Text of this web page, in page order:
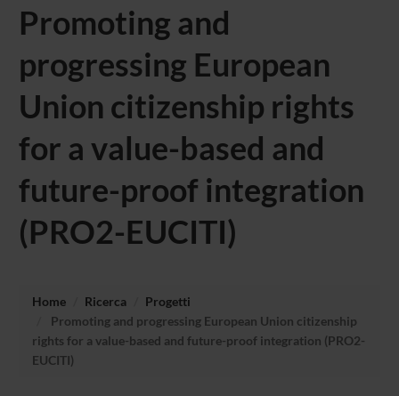
Promoting and
progressing European
Union citizenship rights
for a value-based and
future-proof integration
(PRO2-EUCITI)
Home Ricerca
Progetti
Promoting and progressing European Union citizenship
rights for a value-based and future-proof integration (PRO2-
EUCITI)